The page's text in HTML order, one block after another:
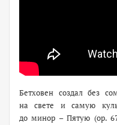
Бетховен создал без
на свете и самую
до минор – Пятую (ор.